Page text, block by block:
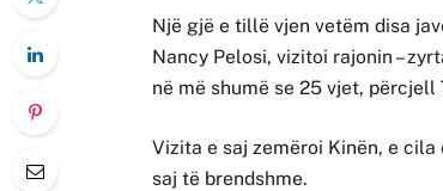
Një gjë e tillë vjen vetëm disa
Nancy Pelosi, vizitoi rajonin –
në më shumë se 25 vjet, përcjell
Vizita e saj zemëroi Kinën, e
saj të brendshme.